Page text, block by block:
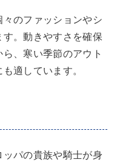
のファッションやシ
。動きやすさを確保
、寒い季節のアウト
適しています。
パの貴族や騎士が身